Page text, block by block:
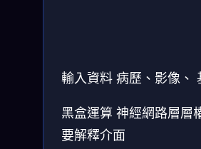
輸入資料 病歷、影像、
黑盒運算 神經網路層層
要解釋介面